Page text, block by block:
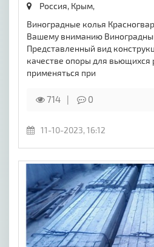
Россия, Крым,
Виноградные колья
Вашему вниманию
Представленный вид
качестве опоры для вьющихся
применяться при
714 0
11-10-2023, 16:12